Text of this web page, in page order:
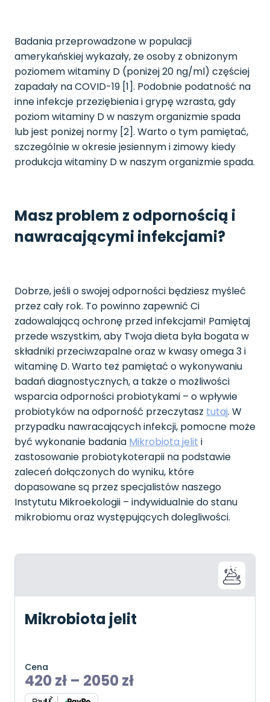
Badania przeprowadzone w populacji
amerykańskiej wykazały, że osoby z obniżonym
poziomem witaminy D (poniżej 20 ng/ml) częściej
zapadały na COVID-19 [1]. Podobnie podatność na
inne infekcje przeziębienia i grypę wzrasta, gdy
poziom witaminy D w naszym organizmie spada
lub jest poniżej normy [2]. Warto o tym pamiętać,
szczególnie w okresie jesiennym i zimowy kiedy
produkcja witaminy D w naszym organizmie spada.
Masz problem z odpornością i
nawracającymi infekcjami?
Dobrze, jeśli o swojej odporności będziesz myśleć
przez cały rok. To powinno zapewnić Ci
zadowalającą ochronę przed infekcjami! Pamiętaj
przede wszystkim, aby Twoja dieta była bogata w
składniki przeciwzapalne oraz w kwasy omega 3 i
witaminę D. Warto też pamiętać o wykonywaniu
badań diagnostycznych, a także o możliwości
wsparcia odporności probiotykami – o wpływie
probiotyków na odporność przeczytasz tutaj. W
przypadku nawracających infekcji, pomocne może
być wykonanie badania Mikrobiota jelit i
zastosowanie probiotykoterapii na podstawie
zaleceń dołączonych do wyniku, które
dopasowane są przez specjalistów naszego
Instytutu Mikroekologii – indywidualnie do stanu
mikrobiomu oraz występujących dolegliwości.
Mikrobiota jelit
Cena
420 zł – 2050 zł